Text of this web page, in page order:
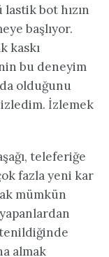
bot hızın
başlıyor.
kaskı
bu deneyim
olduğunu
İzlemek
teleferiğe
fazla yeni kar
mümkün
almak